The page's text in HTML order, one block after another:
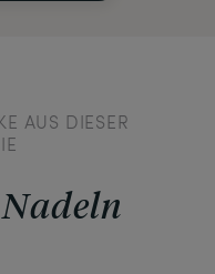
AUS DIESER